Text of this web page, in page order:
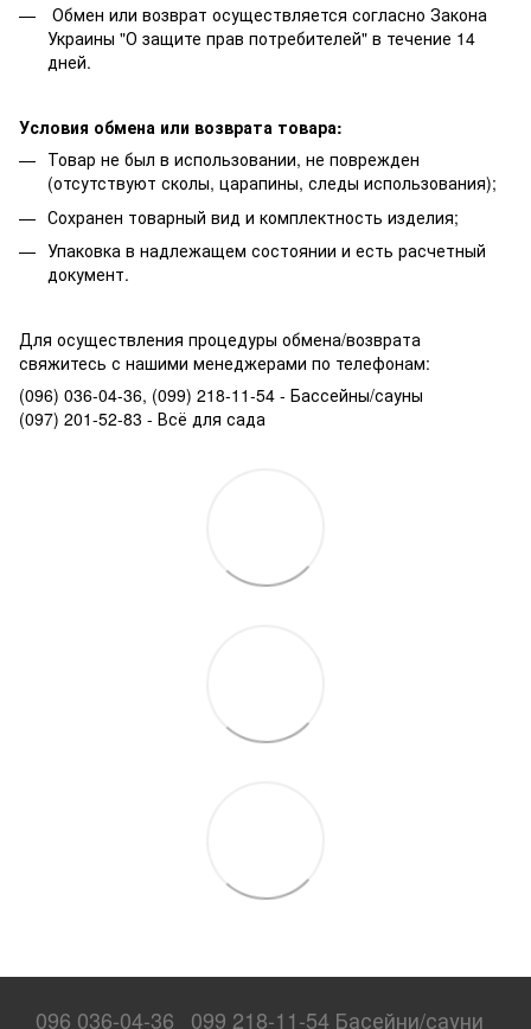
Обмен или возврат осуществляется согласно Закона
Украины "О защите прав потребителей" в течение 14
дней.
Условия обмена или возврата товара:
Товар не был в использовании, не поврежден
(отсутствуют сколы, царапины, следы использования);
Сохранен товарный вид и комплектность изделия;
Упаковка в надлежащем состоянии и есть расчетный
документ.
Для осуществления процедуры обмена/возврата
свяжитесь с нашими менеджерами по телефонам:
(096) 036-04-36, (099) 218-11-54 - Бассейны/сауны
(097) 201-52-83 - Всё для сада
096 036-04-36 099 218-11-54 Басейни/сауни